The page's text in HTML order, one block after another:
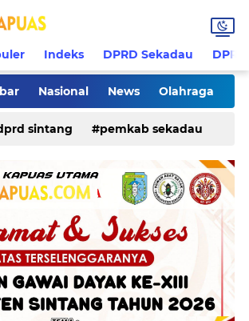
Indeks DPRD Sekadau
Nasional News Olahraga
Sanggau Sekadau
kriminal
sintang pemkab sekadau